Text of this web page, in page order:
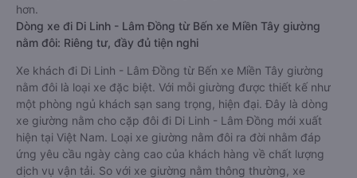
hơn.
Dòng xe đi Di Linh - Lâm Đồng từ Bến xe Miền Tây giường
nằm đôi: Riêng tư, đầy đủ tiện nghi
Xe khách đi Di Linh - Lâm Đồng từ Bến xe Miền Tây giường
nằm đôi là loại xe đặc biệt. Với mỗi giường được thiết kế như
một phòng ngủ khách sạn sang trọng, hiện đại. Đây là dòng
xe giường nằm cho cặp đôi đi Di Linh - Lâm Đồng mới xuất
hiện tại Việt Nam. Loại xe giường nằm đôi ra đời nhằm đáp
ứng yêu cầu ngày càng cao của khách hàng về chất lượng
dịch vụ vận tải. So với xe giường nằm thông thường, xe